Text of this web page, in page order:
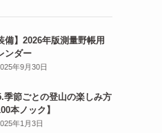
備】2026年版測量野帳用
ンダー
年9月30日
季節ごとの登山の楽しみ方
本ノック】
年1月3日